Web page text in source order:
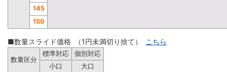
145
150
■数量スライド価格 （1円未満切り捨て） こちら
数量区分
標準対応
個別対応
小口
大口